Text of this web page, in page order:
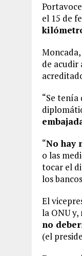
el 15 de
de acudir
“Se
“No hay
o las
tocar el
los
El
la ONU
no
(el